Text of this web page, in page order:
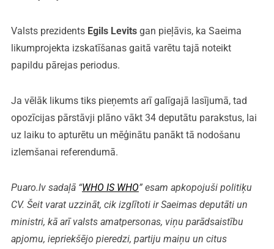
Valsts prezidents Egils Levitsgan pieļāvis, ka Saeima
likumprojekta izskatīšanas gaitā varētu tajā noteikt
papildu pārejas periodus.
Ja vēlāk likums tiks pieņemts arī galīgajā lasījumā, tad
opozīcijas pārstāvji plāno vākt 34 deputātu parakstus, lai
uz laiku to apturētu un mēģinātu panākt tā nodošanu
izlemšanai referendumā.
Puaro.lv sadaļā “WHO IS WHO” esam apkopojuši politiķu
CV. Šeit varat uzzināt, cik izglītoti ir Saeimas deputāti un
ministri, kā arī valsts amatpersonas, viņu parādsaistību
apjomu, iepriekšējo pieredzi, partiju maiņu un citus